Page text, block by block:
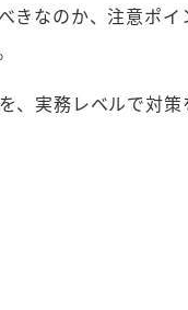
なのか、注意ポ
、実務レベルで対